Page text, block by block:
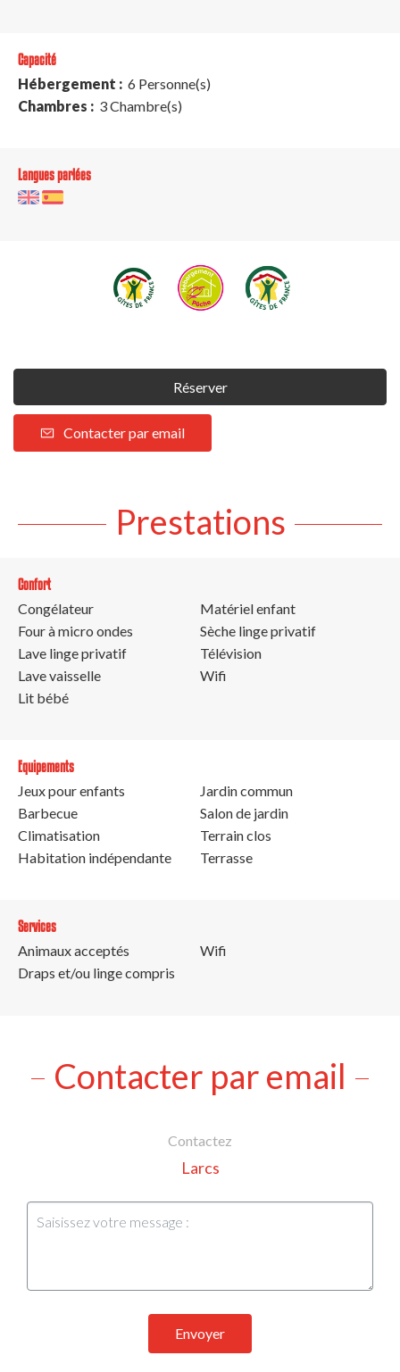
Capacité
Hébergement : 6 Personne(s)
Chambres : 3 Chambre(s)
Langues parlées
Réserver
Contacter par email
Prestations
Confort
Congélateur
Four à micro ondes
Lave linge privatif
Lave vaisselle
Lit bébé
Matériel enfant
Sèche linge privatif
Télévision
Wifi
Equipements
Jeux pour enfants
Barbecue
Climatisation
Habitation indépendante
Jardin commun
Salon de jardin
Terrain clos
Terrasse
Services
Animaux acceptés
Draps et/ou linge compris
Wifi
Contacter par email
Contactez
Larcs
Envoyer